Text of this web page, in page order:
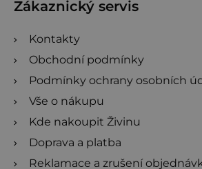
eZákaznický servis
Kontakty
Obchodní podmínky
Podmínky ochrany osobních
Vše o nákupu
Kde nakoupit Živinu
Doprava a platba
Reklamace a zrušení